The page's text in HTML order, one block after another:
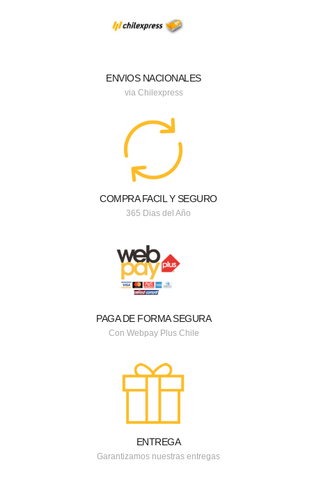
ENVIOS NACIONALES
via Chilexpress
COMPRA FACIL Y SEGURO
365 Dias del Año
PAGA DE FORMA SEGURA
Con Webpay Plus Chile
ENTREGA
Garantizamos nuestras entregas